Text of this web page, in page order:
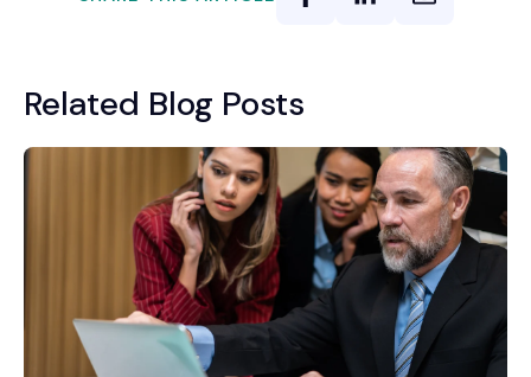
Related Blog Posts